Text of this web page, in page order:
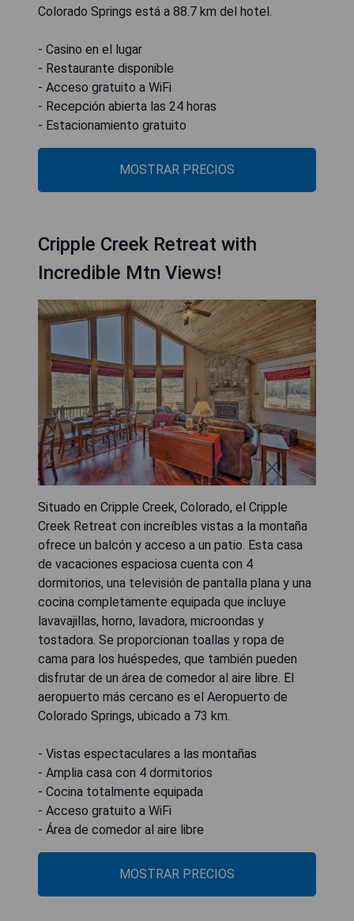
Colorado Springs está a 88.7 km del hotel.
- Casino en el lugar
- Restaurante disponible
- Acceso gratuito a WiFi
- Recepción abierta las 24 horas
- Estacionamiento gratuito
MOSTRAR PRECIOS
Cripple Creek Retreat with
Incredible Mtn Views!
Situado en Cripple Creek, Colorado, el Cripple
Creek Retreat con increíbles vistas a la montaña
ofrece un balcón y acceso a un patio. Esta casa
de vacaciones espaciosa cuenta con 4
dormitorios, una televisión de pantalla plana y una
cocina completamente equipada que incluye
lavavajillas, horno, lavadora, microondas y
tostadora. Se proporcionan toallas y ropa de
cama para los huéspedes, que también pueden
disfrutar de un área de comedor al aire libre. El
aeropuerto más cercano es el Aeropuerto de
Colorado Springs, ubicado a 73 km.
- Vistas espectaculares a las montañas
- Amplia casa con 4 dormitorios
- Cocina totalmente equipada
- Acceso gratuito a WiFi
- Área de comedor al aire libre
MOSTRAR PRECIOS